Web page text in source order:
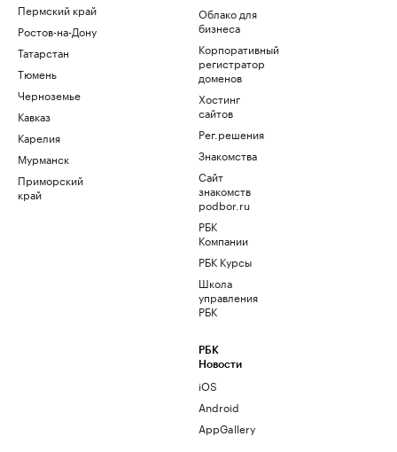
Пермский край
Ростов-на-Дону
Татарстан
Тюмень
Черноземье
Кавказ
Карелия
Мурманск
Приморский
край
Облако для
бизнеса
Корпоративный
регистратор
доменов
Хостинг
сайтов
Рег.решения
Знакомства
Сайт
знакомств
podbor.ru
РБК
Компании
РБК Курсы
Школа
управления
РБК
РБК
Новости
iOS
Android
AppGallery